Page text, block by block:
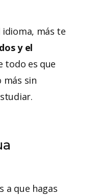
idioma, más te
y el
todo es que
más sin
a que hagas